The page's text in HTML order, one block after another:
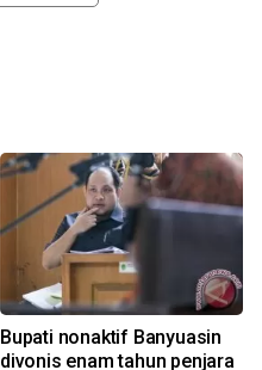
Bupati nonaktif Banyuasin
divonis enam tahun penjara